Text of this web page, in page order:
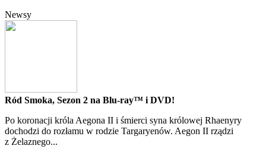
Newsy
Ród Smoka, Sezon 2 na Blu-ray™ i DVD!
Po koronacji króla Aegona II i śmierci syna królowej Rhaenyry
dochodzi do rozłamu w rodzie Targaryenów. Aegon II rządzi
z Żelaznego...